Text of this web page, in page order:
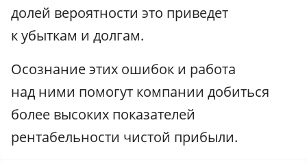
долей вероятности это приведет
к убыткам и долгам.
Осознание этих ошибок и работа
над ними помогут компании добиться
более высоких показателей
рентабельности чистой прибыли.